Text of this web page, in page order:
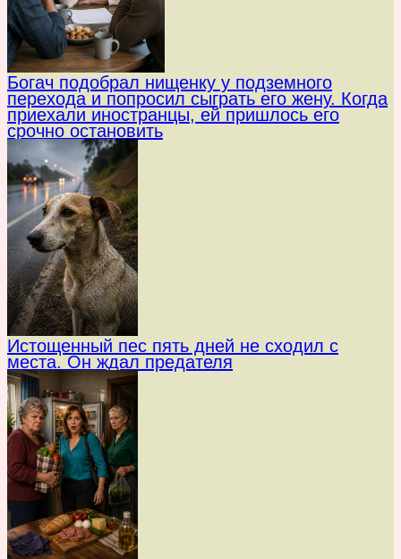
Богач подобрал нищенку у подземного
перехода и попросил сыграть его жену. Когда
приехали иностранцы, ей пришлось его
срочно остановить
Истощенный пес пять дней не сходил с
места. Он ждал предателя